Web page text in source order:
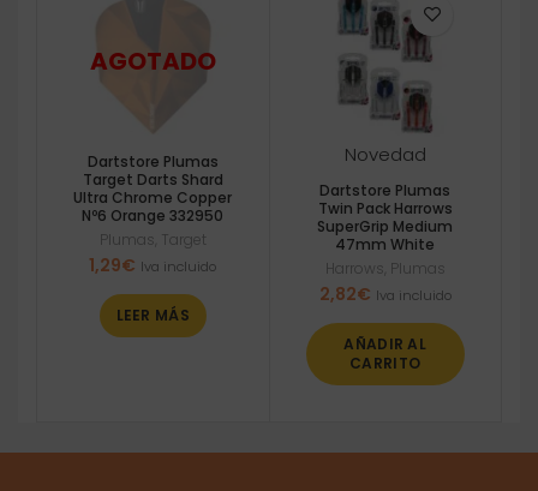
Dartstore Plumas
Target Darts Shard
Ultra Chrome Copper
Nº6 Orange 332950
Plumas Target
1,29€ Iva incluido
LEER MÁS
Novedad
Dartstore Plumas
Twin Pack Harrows
SuperGrip Medium
47mm White
Harrows Plumas
2,82€ Iva incluido
AÑADIR AL
CARRITO